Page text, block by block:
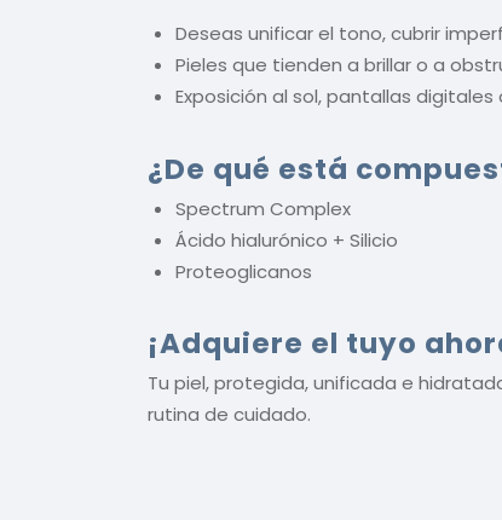
Deseas unificar el tono, cubrir
Pieles que tienden a brillar o a
Exposición al sol, pantallas
¿De qué está
Spectrum Complex
Ácido hialurónico + Silicio
Proteoglicanos
¡Adquiere el tuyo
Tu piel, protegida, unificada e
rutina de cuidado.